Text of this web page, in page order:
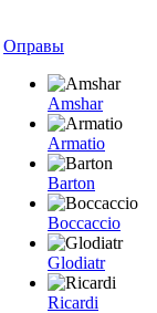
Оправы
Amshar
Armatio
Barton
Boccaccio
Glodiatr
Ricardi